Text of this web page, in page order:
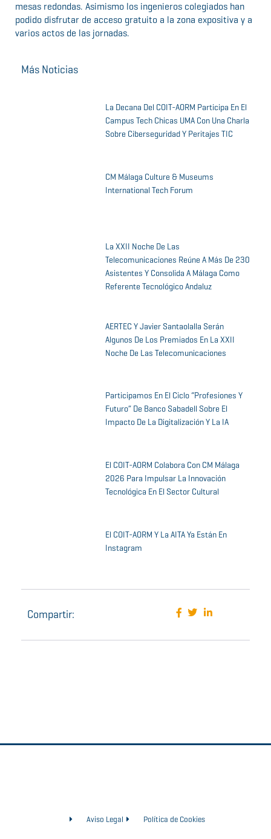
mesas redondas. Asimismo los ingenieros colegiados han
podido disfrutar de acceso gratuito a la zona expositiva y a
varios actos de las jornadas.
Más Noticias
La Decana Del COIT-AORM Participa En El
Campus Tech Chicas UMA Con Una Charla
Sobre Ciberseguridad Y Peritajes TIC
CM Málaga Culture & Museums
International Tech Forum
La XXII Noche De Las
Telecomunicaciones Reúne A Más De 230
Asistentes Y Consolida A Málaga Como
Referente Tecnológico Andaluz
AERTEC Y Javier Santaolalla Serán
Algunos De Los Premiados En La XXII
Noche De Las Telecomunicaciones
Participamos En El Ciclo “Profesiones Y
Futuro” De Banco Sabadell Sobre El
Impacto De La Digitalización Y La IA
El COIT-AORM Colabora Con CM Málaga
2026 Para Impulsar La Innovación
Tecnológica En El Sector Cultural
El COIT-AORM Y La AITA Ya Están En
Instagram
Compartir:
Aviso Legal Política de Cookies